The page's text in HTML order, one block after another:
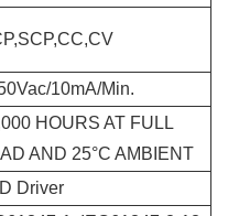
10mA/Min.
HOURS AT FULL
AND 25°C AMBIENT
Driver